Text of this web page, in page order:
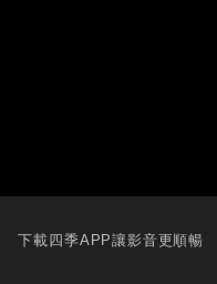
下載四季APP讓影音更順暢